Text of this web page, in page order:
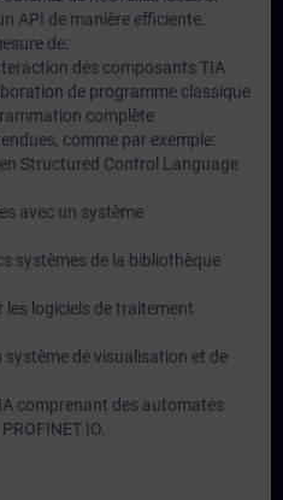
API de manière efficiente.
de:
des composants TIA
de programme classique
complète
comme par exemple:
Structured Control Language
avec un système
systèmes de la bibliothèque
les logiciels de traitement
de visualisation et de
comprenant des automates
IO.